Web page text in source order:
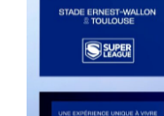
Fin de l’aventure